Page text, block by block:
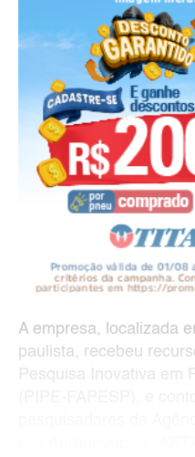
A empresa, localizada
paulista, recebeu
Pesquisa Inovativa em